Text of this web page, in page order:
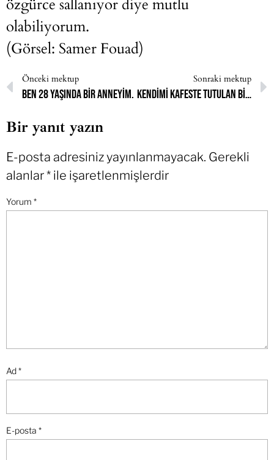
özgürce sallanıyor diye mutlu
olabiliyorum.
(Görsel: Samer Fouad)
Önceki mektup
Ben 28 yaşında bir anneyim.
Sonraki mektup
Kendimi kafeste tutulan bir hayvan gibi hissediyordum.
Bir yanıt yazın
E-posta adresiniz yayınlanmayacak. Gerekli
alanlar* ile işaretlenmişlerdir
Yorum *
Ad*
E-posta *